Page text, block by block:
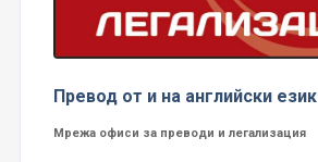
Превод от и на английски език
Мрежа офиси за преводи и легализация